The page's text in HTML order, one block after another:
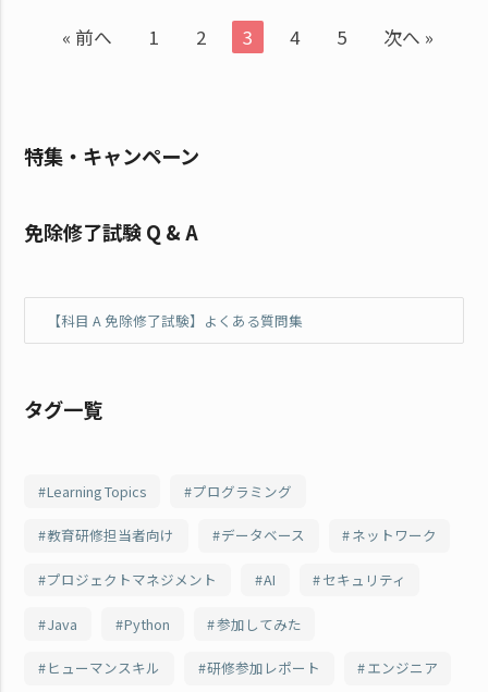
« 前へ 1 2 3 4 5 次へ »
特集・キャンペーン
免除修了試験 Q & A
【科目 A 免除修了試験】よくある質問集
タグ一覧
Learning Topics プログラミング
教育研修担当者向け データベース ネットワーク
プロジェクトマネジメント AI セキュリティ
Java Python 参加してみた
ヒューマンスキル 研修参加レポート エンジニア